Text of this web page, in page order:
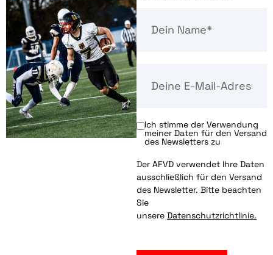
Ich stimme der Verwendung
meiner Daten für den Versand
des Newsletters zu
Der AFVD verwendet Ihre Daten
ausschließlich für den Versand
des Newsletter. Bitte beachten
Sie
unsere Datenschutzrichtlinie.